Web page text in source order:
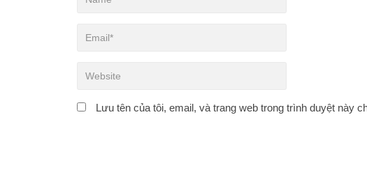
Lưu tên của tôi, email, và trang web trong trình duyệt này